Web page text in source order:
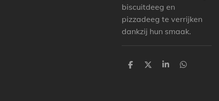
biscuitdeeg en
pizzadeeg te verrijken
dankzij hun smaak.
P
P
P
P